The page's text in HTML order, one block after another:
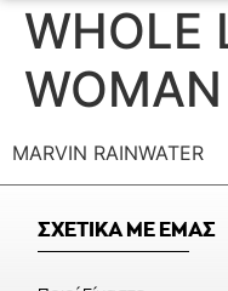
WHOLE
WOMAN
MARVIN RAINWATER
ΣΧΕΤΙΚΑ ΜΕ ΕΜΑΣ